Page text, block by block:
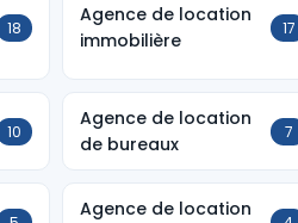
18
Agence de location
immobilière
17
10
Agence de location
de bureaux
7
Agence de location